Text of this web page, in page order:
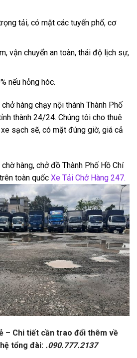
tải, có mặt các tuyến phố, cơ
vận chuyển an toàn, thái độ lịch sự,
nếu hỏng hóc.
hàng chạy nội thành Thành Phố
thành 24/24. Chúng tôi cho thuê
sạch sẽ, có mặt đúng giờ, giá cả
hàng, chở đồ Thành Phố Hồ Chí
toàn quốc Xe Tải Chở Hàng 247.
– Chi tiết cần trao đổi thêm về
tổng đài: .090.777.2137